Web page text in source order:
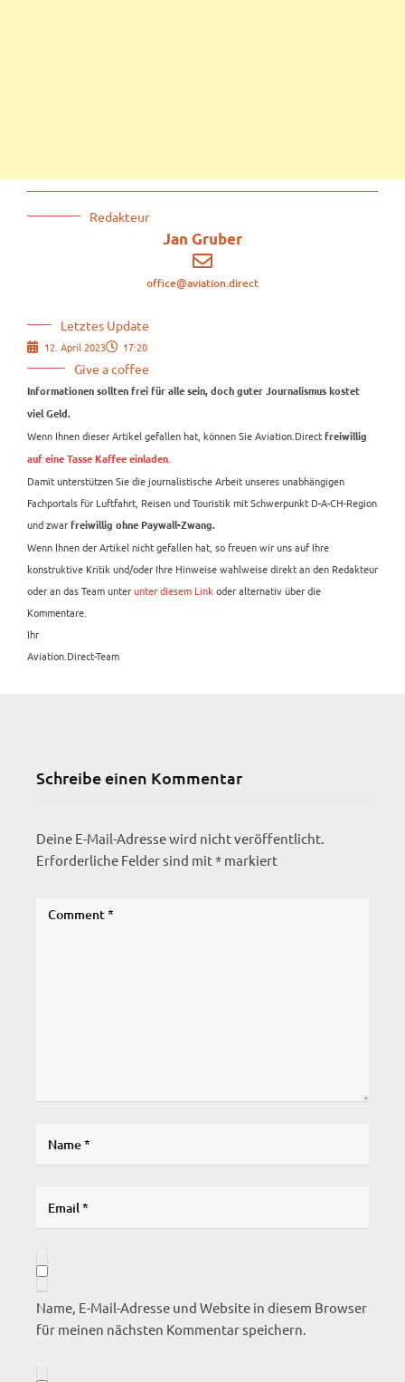
Redakteur
Jan Gruber
office@aviation.direct
Letztes Update
12. April 2023 17:20
Give a coffee
Informationen sollten frei für alle sein, doch guter Journalismus kostet
viel Geld.
Wenn Ihnen dieser Artikel gefallen hat, können Sie Aviation.Direct freiwillig
auf eine Tasse Kaffee einladen
Damit unterstützen Sie die journalistische Arbeit unseres unabhängigen
Fachportals für Luftfahrt, Reisen und Touristik mit Schwerpunkt D-A-CH-Region
und zwar freiwillig ohne Paywall-Zwang.
Wenn Ihnen der Artikel nicht gefallen hat, so freuen wir uns auf Ihre
konstruktive Kritik und/oder Ihre Hinweise wahlweise direkt an den Redakteur
oder an das Team unterunter diesem Link oder alternativ über die
Kommentare.
Ihr
Aviation.Direct-Team
Schreibe einen Kommentar
Deine E-Mail-Adresse wird nicht veröffentlicht.
Erforderliche Felder sind mit* markiert
Name, E-Mail-Adresse und Website in diesem Browser
für meinen nächsten Kommentar speichern.